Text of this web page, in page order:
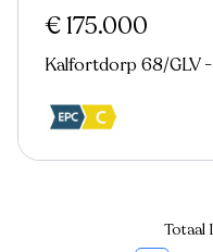
€ 175.000
Kalfortdorp 68/GLV
Totaal